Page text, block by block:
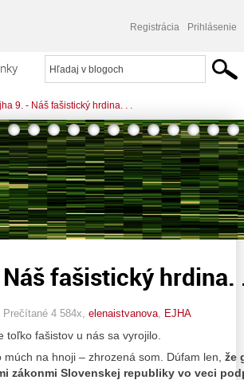
Registrácia Prihlásenie
články
9. - Náš fašistický hrdina. . .
fašistický hrdina.
, Prečítané 4 584x, elenaistvanova EJHA
toľko fašistov u nás sa vyrojilo.
múch na hnoji – zhrozená som. Dúfam len, že
zákonmi Slovenskej republiky vo veci